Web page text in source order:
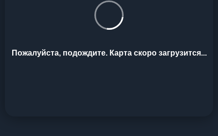
Пожалуйста, подождите. Карта скоро загрузится...